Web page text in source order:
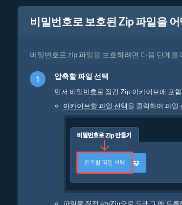
비밀번호로 보호된 Zip 파일을
비밀번호로 zip 파일을 보호하려면 다음 단계를
압축할 파일 선택
먼저 비밀번호로 잠긴 Zip 아카이브에 포
아카이브할 파일 선택을 클릭하여 파일